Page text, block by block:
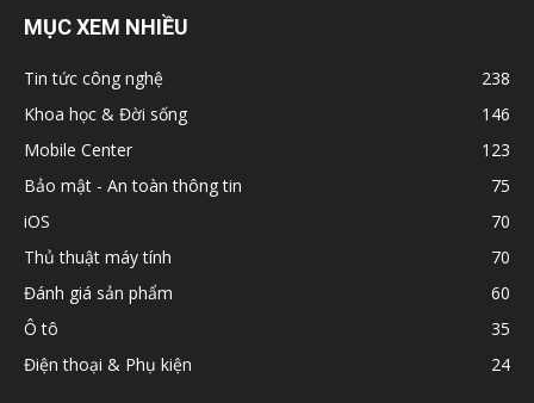
MỤC XEM NHIỀU
Tin tức công nghệ
238
Khoa học & Đời sống
146
Mobile Center
123
Bảo mật - An toàn thông tin
75
iOS
70
Thủ thuật máy tính
70
Đánh giá sản phẩm
60
Ô tô
35
Điện thoại & Phụ kiện
24